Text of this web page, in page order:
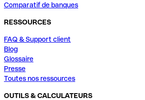
Comparatif de banques
RESSOURCES
FAQ & Support client
Blog
Glossaire
Presse
Toutes nos ressources
OUTILS & CALCULATEURS